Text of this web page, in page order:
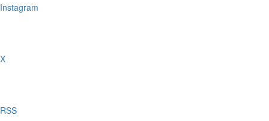
Instagram
X
RSS